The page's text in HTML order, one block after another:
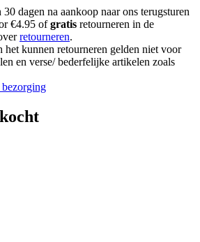
dagen na aankoop naar ons terugsturen
€4.95 ofgratis retourneren in de
retourneren.
kunnen retourneren gelden niet voor
en verse/ bederfelijke artikelen zoals